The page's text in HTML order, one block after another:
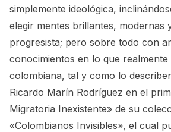
simplemente ideológica,
elegir mentes brillantes, modernas
progresista; pero sobre todo con
conocimientos en lo que realmente
colombiana, tal y como lo
Ricardo Marín Rodríguez en el
Migratoria Inexistente» de su
«Colombianos Invisibles», el cual